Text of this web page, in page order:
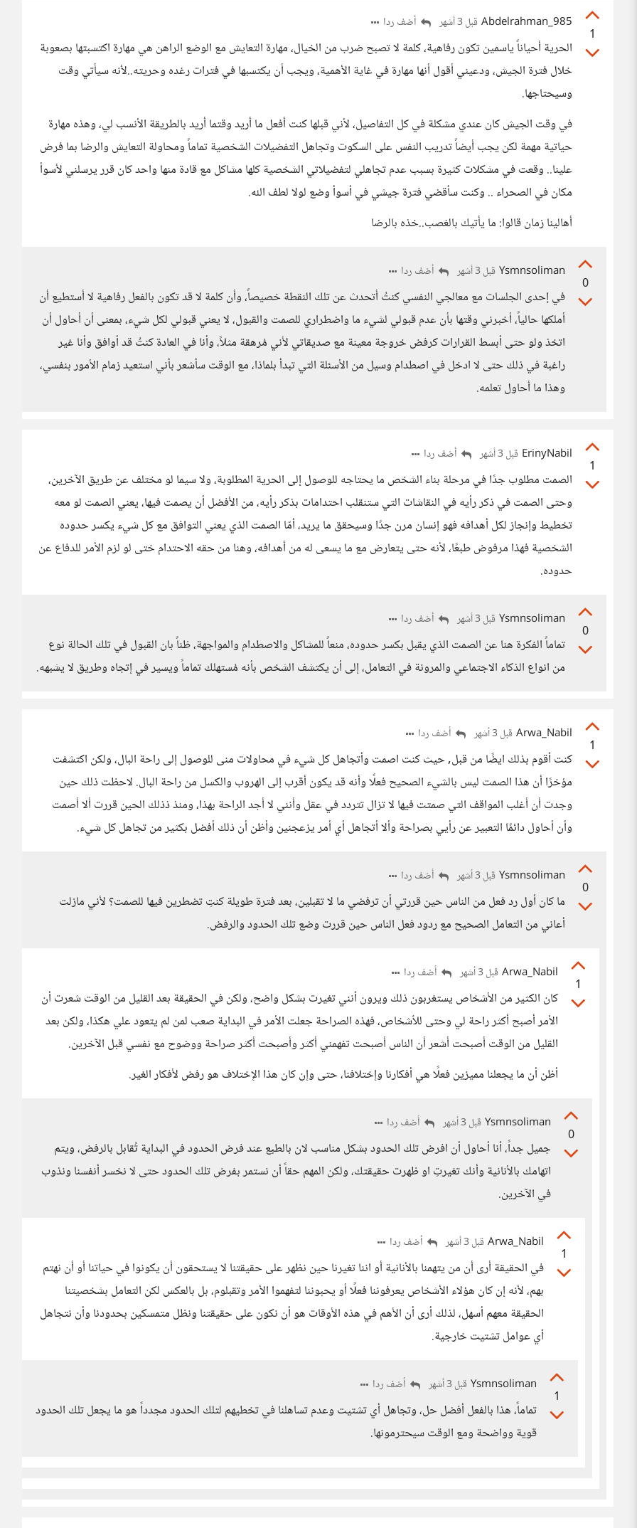
1
Abdelrahman_985 قبل 3 أشهر أضف ردا
الحرية أحياناً ياسمين تكون رفاهية، كلمة لا تصبح ضرب من الخيال، مهارة التعايش مع الوضع الراهن هي مهارة اكتسبتها بصعوبة
خلال فترة الجيش، ودعيني أقول أنها مهارة في غاية الأهمية، ويجب أن يكتسبها في فترات رغده وحريته..لأنه سيأتي وقت
وسيحتاجها.
في وقت الجيش كان عندي مشكلة في كل التفاصيل، لأني قبلها كنت أفعل ما أريد وقتما أريد بالطريقة الأنسب لي، وهذه مهارة
حياتية مهمة لكن يجب أيضاً تدريب النفس على السكوت وتجاهل التفضيلات الشخصية تماماً ومحاولة التعايش والرضا بما فرض
علينا.. وقعت في مشكلات كثيرة بسبب عدم تجاهلي لتفضيلاتي الشخصية كلها مشاكل مع قادة منها واحد كان قرر يرسلني لأسوأ
مكان في الصحراء .. وكنت سأقضي فترة جيشي في أسوأ وضع لولا لطف الله.
أهالينا زمان قالوا: ما يأتيك بالغصب..خذه بالرضا
0
Ysmnsoliman قبل 3 أشهر أضف ردا
في إحدى الجلسات مع معالجي النفسي كنتُ أتحدث عن تلك النقطة خصيصاً، وأن كلمة لا قد تكون بالفعل رفاهية لا أستطيع أن
أملكها حالياً، أخبرني وقتها بأن عدم قبولي لشيء ما واضطراري للصمت والقبول، لا يعني قبولي لكل شيء، بمعنى أن أحاول أن
اتخذ ولو حتى أبسط القرارات كرفض خروجة معينة مع صديقاتي لأني مُرهقة مثلاً، وأنا في العادة كنتُ قد أوافق وأنا غير
راغبة في ذلك حتى لا ادخل في اصطدام وسيل من الأسئلة التي تبدأ بلماذا، مع الوقت سأشعر بأني استعيد زمام الأمور بنفسي،
وهذا ما أحاول تعلمه.
1
ErinyNabil قبل 3 أشهر أضف ردا
الصمت مطلوب جدًا في مرحلة بناء الشخص ما يحتاجه للوصول إلى الحرية المطلوبة، ولا سيما لو مختلف عن طريق الآخرين،
وحتى الصمت في ذكر رأيه في النقاشات التي ستنقلب احتدامات بذكر رأيه، من الأفضل أن يصمت فيها، يعني الصمت لو معه
تخطيط وإنجاز لكل أهدافه فهو إنسان مرن جدًا وسيحقق ما يريد، أمّا الصمت الذي يعني التوافق مع كل شيء يكسر حدوده
الشخصية فهذا مرفوض طبعًا، لأنه حتى يتعارض مع ما يسعى له من أهدافه، وهنا من حقه الاحتدام ختى لو لزم الأمر للدفاع عن
حدوده.
0
Ysmnsoliman قبل 3 أشهر أضف ردا
تماماً الفكرة هنا عن الصمت الذي يقبل بكسر حدوده، منعاً للمشاكل والاصطدام والمواجهة، ظناً بان القبول في تلك الحالة نوع
من انواع الذكاء الاجتماعي والمرونة في التعامل، إلى أن يكتشف الشخص بأنه مُستهلك تماماً ويسير في إتجاه وطريق لا يشبهه.
1
Arwa_Nabil قبل 3 أشهر أضف ردا
كنت أقوم بذلك ايضًا من قبل, حيث كنت اصمت وأتجاهل كل شيء في محاولات منى للوصول إلى راحة البال، ولكن اكتشفت
مؤخرًا أن هذا الصمت ليس بالشيء الصحيح فعلًا وأنه قد يكون أقرب إلى الهروب والكسل من راحة البال. لاحظت ذلك حين
وجدت أن أغلب المواقف التي صمتت فيها لا تزال تتردد في عقل وأنني لا أجد الراحة بهذا، ومنذ ذذلك الحين قررت ألا أصمت
وأن أحاول دائمًا التعبير عن رأيي بصراحة وألا أتجاهل أي أمر يزعجنين وأظن أن ذلك أفضل بكثير من تجاهل كل شيء.
0
Ysmnsoliman قبل 3 أشهر أضف ردا
ما كان أول رد فعل من الناس حين قررتي أن ترفضي ما لا تقبلين، بعد فترة طويلة كنتِ تضطرين فيها للصمت؟ لأني مازلت
أعاني من التعامل الصحيح مع ردود فعل الناس حين قررت وضع تلك الحدود والرفض.
1
Arwa_Nabil قبل 3 أشهر أضف ردا
كان الكثير من الأشخاص يستغربون ذلك ويرون أنني تغيرت بشكل واضح، ولكن في الحقيقة بعد القليل من الوقت شعرت أن
الأمر أصبح أكثر راحة لي وحتى للأشخاص، فهذه الصراحة جعلت الأمر في البداية صعب لمن لم يتعود علي هكذا، ولكن بعد
القليل من الوقت أصبحت أشعر أن الناس أصبحت تفهمني أكثر وأصبحت أكثر صراحة ووضوح مع نفسي قبل الآخرين.
أظن أن ما يجعلنا مميزين فعلًا هي أفكارنا وإختلافنا، حتى وإن كان هذا الإختلاف هو رفض لأفكار الغير.
0
Ysmnsoliman قبل 3 أشهر أضف ردا
جميل جداً، أنا أحاول أن افرض تلك الحدود بشكل مناسب لان بالطبع عند فرض الحدود في البداية تُقابل بالرفض، ويتم
اتهامك بالأنانية وأنك تغيرتِ او ظهرت حقيقتك، ولكن المهم حقاً أن نستمر بفرض تلك الحدود حتى لا نخسر أنفسنا ونذوب
في الآخرين.
1
Arwa_Nabil قبل 3 أشهر أضف ردا
في الحقيقة أرى أن من يتهمنا بالأنانية أو اننا تغيرنا حين نظهر على حقيقتنا لا يستحقون أن يكونوا في حياتنا أو أن نهتم
بهم، لأنه إن كان هؤلاء الأشخاص يعرفوننا فعلًا أو يحبوننا لتفهموا الأمر وتقبلوم، بل بالعكس لكن التعامل بشخصيتنا
الحقيقة معهم أسهل، لذلك أرى أن الأهم في هذه الأوقات هو أن نكون على حقيقتنا ونظل متمسكين بحدودنا وأن نتجاهل
أي عوامل تشتيت خارجية.
1
Ysmnsoliman قبل 3 أشهر أضف ردا
تماماً، هذا بالفعل أفضل حل، وتجاهل أي تشتيت وعدم تساهلنا في تخطيهم لتلك الحدود مجدداً هو ما يجعل تلك الحدود
قوية وواضحة ومع الوقت سيحترمونها.